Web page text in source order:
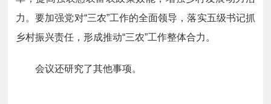
力。要加强党对“三农”工作的全面领导，落实五级书记抓
乡村振兴责任，形成推动“三农”工作整体合力。
会议还研究了其他事项。